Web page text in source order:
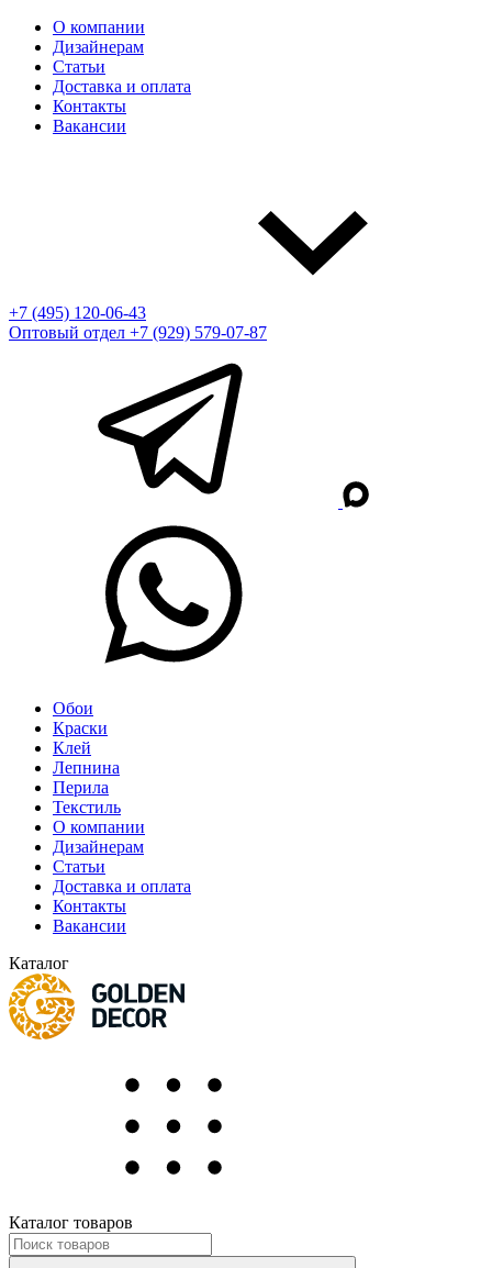
О компании
Дизайнерам
Статьи
Доставка и оплата
Контакты
Вакансии
+7 (495) 120-06-43
Оптовый отдел +7 (929) 579-07-87
Обои
Краски
Клей
Лепнина
Перила
Текстиль
О компании
Дизайнерам
Статьи
Доставка и оплата
Контакты
Вакансии
Каталог
Каталог товаров